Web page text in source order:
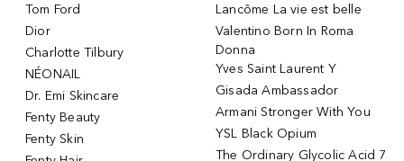
Tom Ford
Dior
Charlotte Tilbury
NÉONAIL
Dr. Emi Skincare
Fenty Beauty
Fenty Skin
Lancôme La vie est belle
Valentino Born In Roma
Donna
Yves Saint Laurent Y
Gisada Ambassador
Armani Stronger With You
YSL Black Opium
The Ordinary Glycolic Acid 7